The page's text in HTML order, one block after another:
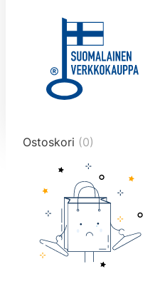
tmlmvi","meta_query":
data-original-query-
data-max-
end="10">
Ostoskori (0)